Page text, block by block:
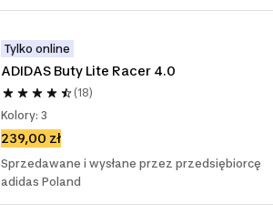
Tylko online
ADIDAS Buty Lite Racer 4.0
(18)
Kolory: 3
239,00 zł
Sprzedawane i wysłane przez przedsiębiorcę
adidas Poland